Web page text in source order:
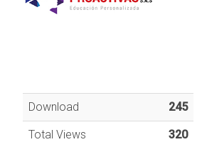
Download 245
Total Views 320